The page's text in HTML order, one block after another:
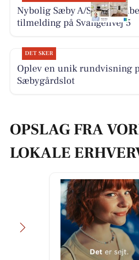
Nybolig Sæby A/S holder
tilmelding på Svangenvej 5
DET SKER
Oplev en unik rundvisning
Sæbygårdslot
OPSLAG FRA
LOKALE